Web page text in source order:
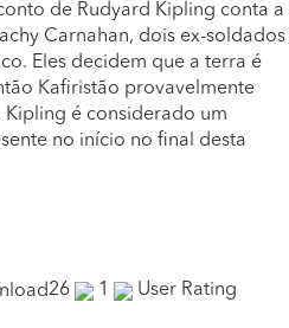
de Rudyard Kipling conta a
Carnahan, dois ex-soldados
Eles decidem que a terra é
Kafiristão provavelmente
é considerado um
no início no final desta
26 1 User Rating